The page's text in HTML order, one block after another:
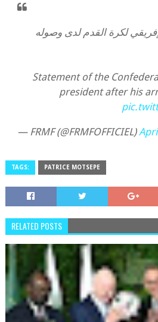
لكرة القدم لدى وصوله
Statement of the
president after his
— FRMF (@FRMFOFFICIEL)
TAGS: PATRICE MOTSEPE
RELATED POSTS